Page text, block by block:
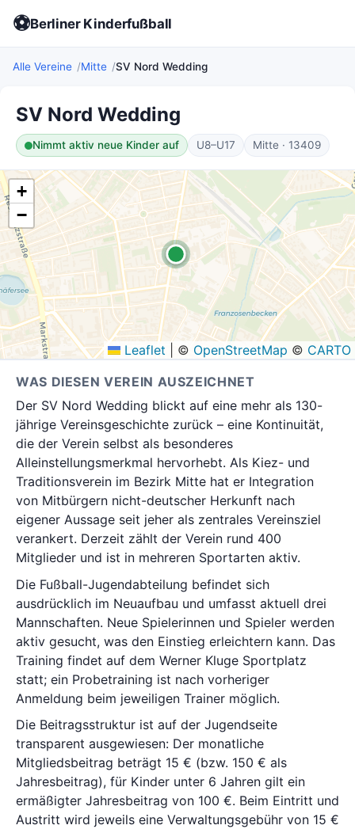
⚽Berliner Kinderfußball
Alle Vereine Mitte SV Nord Wedding
SV Nord Wedding
Nimmt aktiv neue Kinder auf U8–U17 Mitte · 13409
+
−
Leaflet © OpenStreetMap © CARTO
WAS DIESEN VEREIN AUSZEICHNET
Der SV Nord Wedding blickt auf eine mehr als 130-
jährige Vereinsgeschichte zurück – eine Kontinuität,
die der Verein selbst als besonderes
Alleinstellungsmerkmal hervorhebt. Als Kiez- und
Traditionsverein im Bezirk Mitte hat er Integration
von Mitbürgern nicht-deutscher Herkunft nach
eigener Aussage seit jeher als zentrales Vereinsziel
verankert. Derzeit zählt der Verein rund 400
Mitglieder und ist in mehreren Sportarten aktiv.
Die Fußball-Jugendabteilung befindet sich
ausdrücklich im Neuaufbau und umfasst aktuell drei
Mannschaften. Neue Spielerinnen und Spieler werden
aktiv gesucht, was den Einstieg erleichtern kann. Das
Training findet auf dem Werner Kluge Sportplatz
statt; ein Probetraining ist nach vorheriger
Anmeldung beim jeweiligen Trainer möglich.
Die Beitragsstruktur ist auf der Jugendseite
transparent ausgewiesen: Der monatliche
Mitgliedsbeitrag beträgt 15 € (bzw. 150 € als
Jahresbeitrag), für Kinder unter 6 Jahren gilt ein
ermäßigter Jahresbeitrag von 100 €. Beim Eintritt und
Austritt wird jeweils eine Verwaltungsgebühr von 15 €